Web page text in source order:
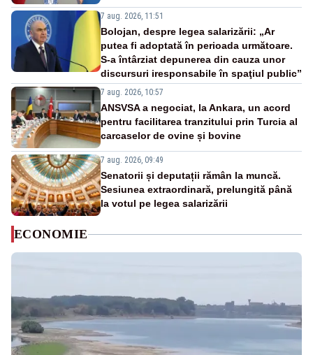
7 aug. 2026, 11:51
Bolojan, despre legea salarizării: „Ar
putea fi adoptată în perioada următoare.
S-a întârziat depunerea din cauza unor
discursuri iresponsabile în spaţiul public”
7 aug. 2026, 10:57
ANSVSA a negociat, la Ankara, un acord
pentru facilitarea tranzitului prin Turcia al
carcaselor de ovine și bovine
7 aug. 2026, 09:49
Senatorii și deputații rămân la muncă.
Sesiunea extraordinară, prelungită până
la votul pe legea salarizării
ECONOMIE